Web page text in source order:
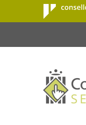
Salta al contingut